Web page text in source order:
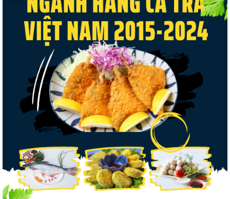
Thuế Mục 301 và bài toán thích ứng của
tôm Việt tại thị...
Xuất khẩu cá tra sang CPTPP: Mở rộng cơ
hội cho hàng giá trị...
Xuất khẩu cá ngừ Việt Nam sang Canada
tăng nhẹ, áp lực mới...
Nguồn cung giảm, giá cá rô phi Trung Quốc
tiếp tục tăng